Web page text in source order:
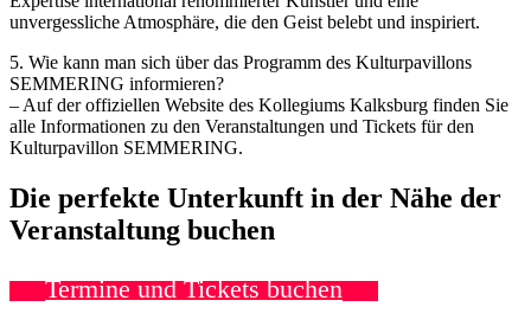
unvergessliche Atmosphäre, die den Geist belebt und inspiriert.
5. Wie kann man sich über das Programm des Kulturpavillons
SEMMERING informieren?
– Auf der offiziellen Website des Kollegiums Kalksburg finden Sie
alle Informationen zu den Veranstaltungen und Tickets für den
Kulturpavillon SEMMERING.
Die perfekte Unterkunft in der Nähe der
Veranstaltung buchen
Termine und Tickets buchen